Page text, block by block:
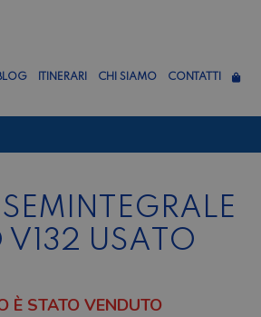
ITINERARI CHI SIAMO CONTATTI
V132 USATO
È STATO VENDUTO